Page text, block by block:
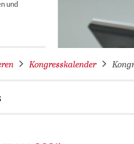
und
Kongresskalender